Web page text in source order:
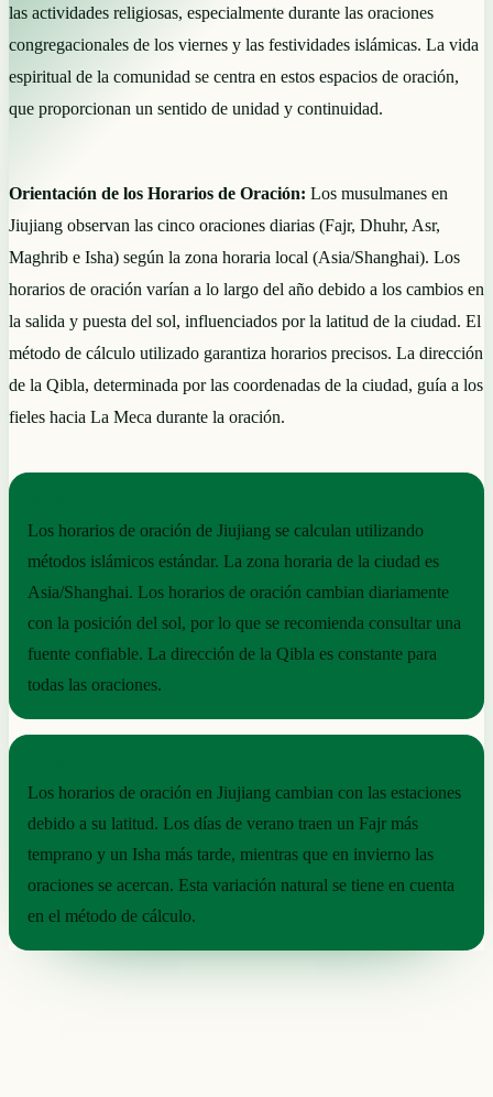
las actividades religiosas, especialmente durante las oraciones
congregacionales de los viernes y las festividades islámicas. La vida
espiritual de la comunidad se centra en estos espacios de oración,
que proporcionan un sentido de unidad y continuidad.
Orientación de los Horarios de Oración: Los musulmanes en
Jiujiang observan las cinco oraciones diarias (Fajr, Dhuhr, Asr,
Maghrib e Isha) según la zona horaria local (Asia/Shanghai). Los
horarios de oración varían a lo largo del año debido a los cambios en
la salida y puesta del sol, influenciados por la latitud de la ciudad. El
método de cálculo utilizado garantiza horarios precisos. La dirección
de la Qibla, determinada por las coordenadas de la ciudad, guía a los
fieles hacia La Meca durante la oración.
Los horarios de oración de Jiujiang se calculan utilizando
métodos islámicos estándar. La zona horaria de la ciudad es
Asia/Shanghai. Los horarios de oración cambian diariamente
con la posición del sol, por lo que se recomienda consultar una
fuente confiable. La dirección de la Qibla es constante para
todas las oraciones.
Los horarios de oración en Jiujiang cambian con las estaciones
debido a su latitud. Los días de verano traen un Fajr más
temprano y un Isha más tarde, mientras que en invierno las
oraciones se acercan. Esta variación natural se tiene en cuenta
en el método de cálculo.